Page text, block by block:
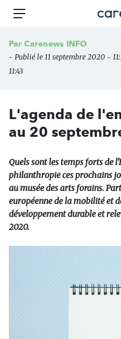
Aller
principal
des
Menu
Par Carenews INFO
- Publié le 11 septembre 2020 -
11:43
L'agenda de
au 20
Quels sont les temps forts de
philanthropie ces prochains
au musée des arts forains.
européenne de la mobilité et
développement durable et
2020.